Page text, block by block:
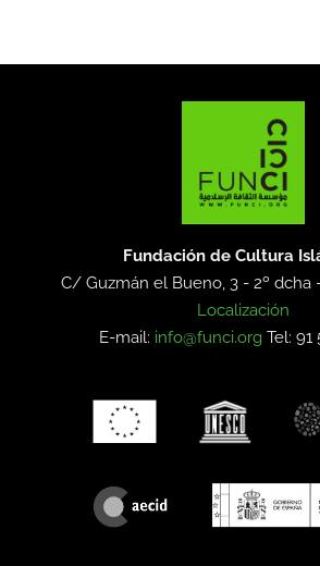
Fundación de Cultura
C/ Guzmán el Bueno, 3 - 2º dcha
Localización
E-mail: info@funci.org Tel: 91